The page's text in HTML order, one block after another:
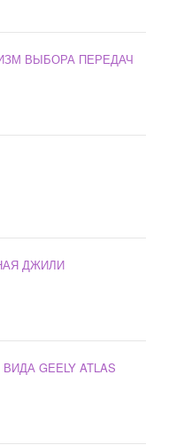
ВЫБОРА ПЕРЕДАЧ
ДЖИЛИ
GEELY ATLAS